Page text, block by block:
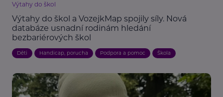
Výtahy do škol
Výtahy do škol a VozejkMap spojily síly. Nová
databáze usnadní rodinám hledání
bezbariérových škol
Děti Handicap, porucha Podpora a pomoc Škola